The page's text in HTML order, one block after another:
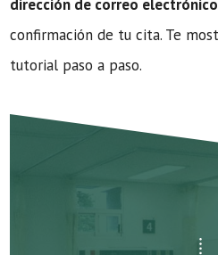
dirección de correo electrónico
confirmación de tu cita. Te
tutorial paso a paso.